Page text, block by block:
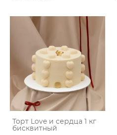
Торт Love и сердца 1 кг
бисквитный